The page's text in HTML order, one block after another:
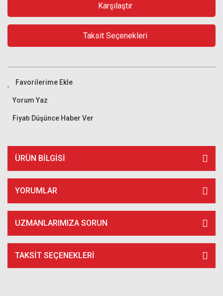
Karşılaştır
Taksit Seçenekleri
Yorum Yaz
Fiyatı Düşünce Haber Ver
ÜRÜN BILGISI
YORUMLAR
UZMANLARIMIZA SORUN
TAKSIT SEÇENEKLERI